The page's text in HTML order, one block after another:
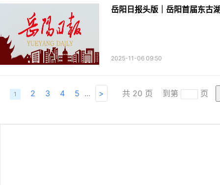
岳阳日报头版｜岳阳首届东古
2025-11-06 09:50
1 2 3 4 5 ... > 共 20 页 到第 页